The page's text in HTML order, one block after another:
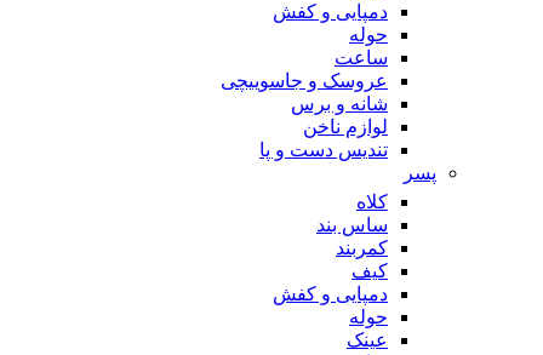
دمپایی و کفش
حوله
ساعت
عروسک و جاسوییچی
شانه و برس
لوازم ناخن
تندیس دست و پا
پسر
کلاه
ساس بند
کمربند
کیف
دمپایی و کفش
حوله
عینک